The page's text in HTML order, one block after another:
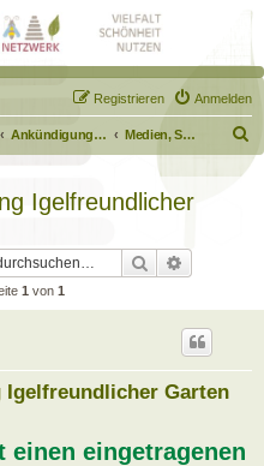
Anmelden
Registrieren
Ankündigungen & Fragen zum Forum Medien, Schilder, Downloads
u
Igelfreundlicher
Suche
1 von 1
Igelfreundlicher Garten
einen eingetragenen